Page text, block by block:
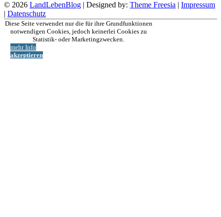
© 2026 LandLebenBlog | Designed by: Theme Freesia | Impressum
| Datenschutz
Nach
oben
Diese Seite verwendet nur die für ihre Grundfunktionen
notwendigen Cookies, jedoch keinerlei Cookies zu
Statistik- oder Marketingzwecken.
mehr Info
akzeptieren